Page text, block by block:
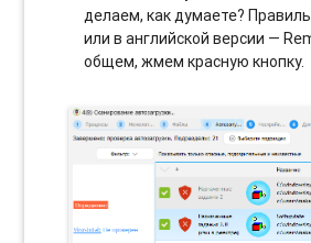
делаем, как думаете?
или в английской версии —
общем, жмем красную кнопку.